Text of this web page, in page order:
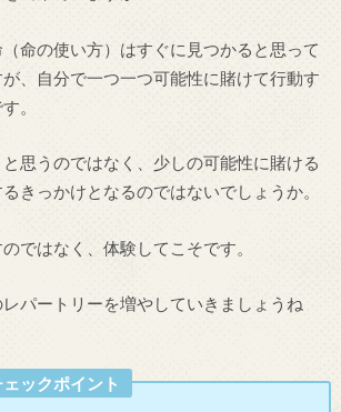
命の使い方）はすぐに見つかると思って
、自分で一つ一つ可能性に賭けて行動す
。
と思うのではなく、少しの可能性に賭ける
きっかけとなるのではないでしょうか。
ではなく、体験してこそです。
パートリーを増やしていきましょうね
ックポイント